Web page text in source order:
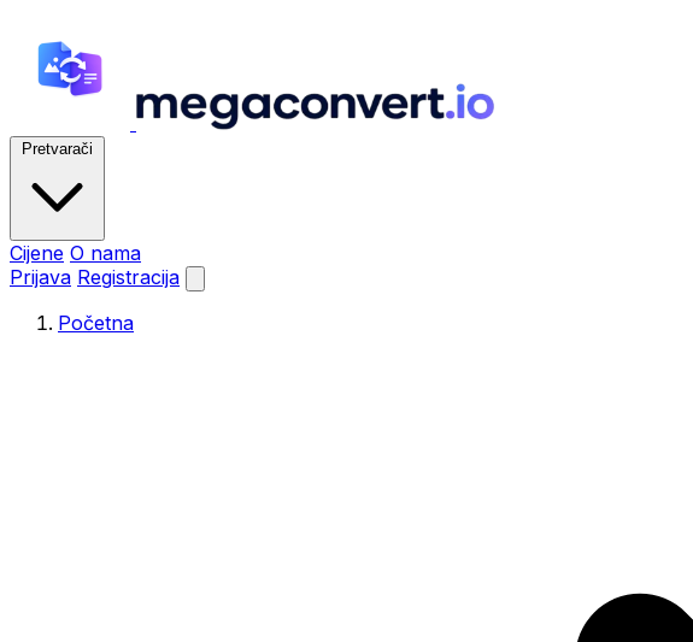
Pretvarači
Cijene O nama
Prijava Registracija
Početna